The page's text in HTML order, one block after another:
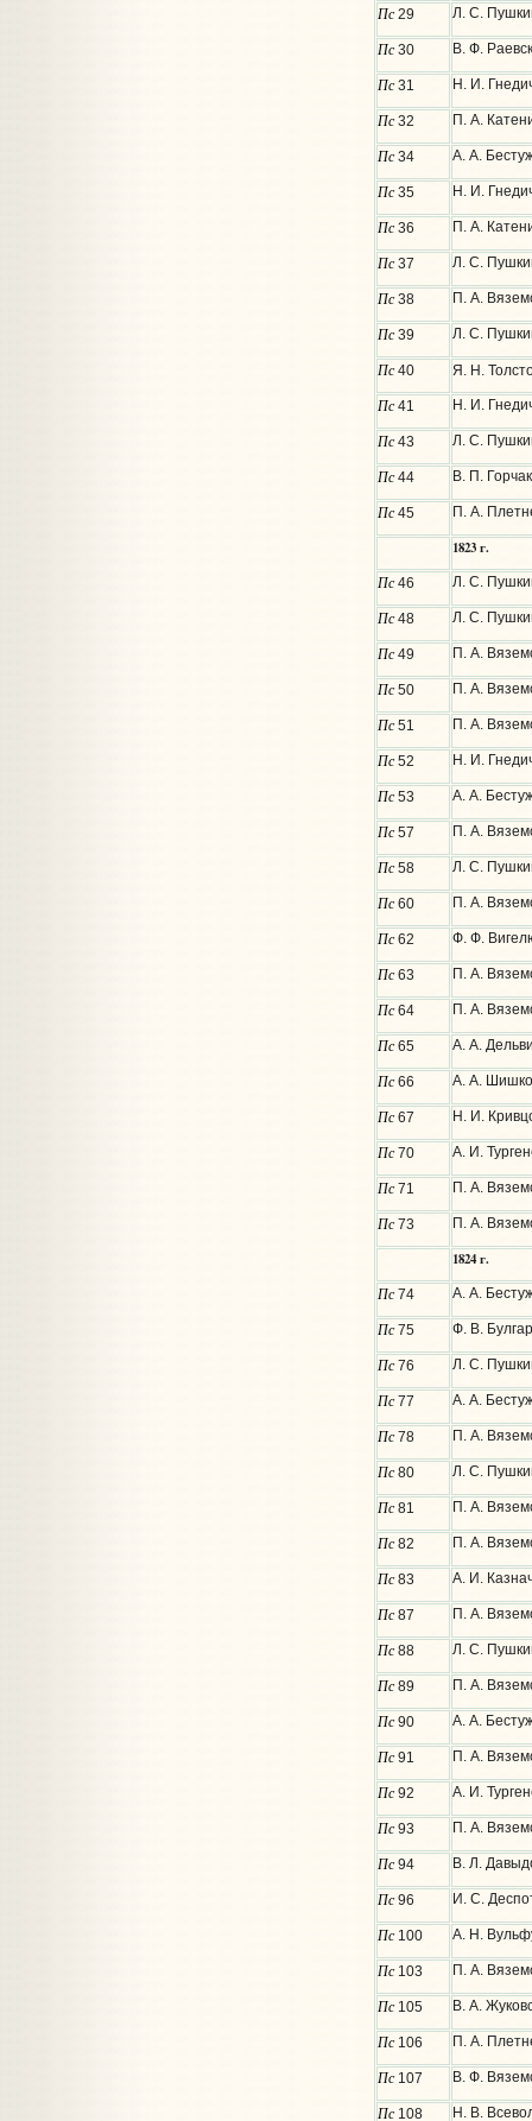
Пс29 Л. С.
Пс30 В. Ф.
Пс31 Н. И.
Пс32 П. А.
Пс34 А. А.
Пс35 Н. И.
Пс36 П. А.
Пс37 Л. С.
Пс38 П. А.
Пс39 Л. С.
Пс40 Я. Н.
Пс41 Н. И.
Пс43 Л. С.
Пс44 В. П.
Пс45 П. А.
1823 г.
Пс46 Л. С.
Пс48 Л. С.
Пс49 П. А.
Пс50 П. А.
Пс51 П. А.
Пс52 Н. И.
Пс53 А. А.
Пс57 П. А.
Пс58 Л. С.
Пс60 П. А.
Пс62 Ф. Ф.
Пс63 П. А.
Пс64 П. А.
Пс65 А. А.
Пс66 А. А.
Пс67 Н. И.
Пс70 А. И.
Пс71 П. А.
Пс73 П. А.
1824 г.
Пс74 А. А.
Пс75 Ф. В.
Пс76 Л. С.
Пс77 А. А.
Пс78 П. А.
Пс80 Л. С.
Пс81 П. А.
Пс82 П. А.
Пс83 А. И.
Пс87 П. А.
Пс88 Л. С.
Пс89 П. А.
Пс90 А. А.
Пс91 П. А.
Пс92 А. И.
Пс93 П. А.
Пс94 В. Л.
Пс96 И. С.
Пс 100 А. Н.
Пс 103 П. А.
Пс 105 В. А.
Пс 106 П. А.
Пс 107 В. Ф.
Пс 108 Н. В.